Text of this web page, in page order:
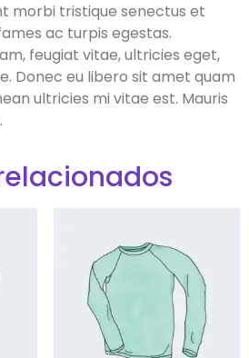
morbi tristique senectus et
ac turpis egestas.
feugiat vitae, ultricies eget,
Donec eu libero sit amet quam
ultricies mi vitae est. Mauris